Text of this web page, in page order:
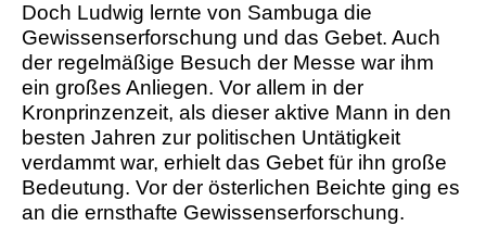
Doch Ludwig lernte von Sambuga die
Gewissenserforschung und das Gebet. Auch
der regelmäßige Besuch der Messe war ihm
ein großes Anliegen. Vor allem in der
Kronprinzenzeit, als dieser aktive Mann in den
besten Jahren zur politischen Untätigkeit
verdammt war, erhielt das Gebet für ihn große
Bedeutung. Vor der österlichen Beichte ging es
an die ernsthafte Gewissenserforschung.